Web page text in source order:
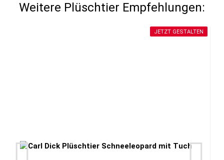
Weitere Plüschtier Empfehlungen:
JETZT GESTALTEN